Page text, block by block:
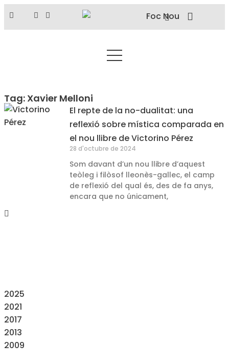
Tag: Xavier Melloni
El repte de la no-dualitat: una
reflexió sobre mística comparada en
el nou llibre de Victorino Pérez
28 d'octubre de 2024
Som davant d’un nou llibre d’aquest
teòleg i filòsof lleonès-gallec, el camp
de reflexió del qual és, des de fa anys,
encara que no únicament,
2025
2021
2017
2013
2009